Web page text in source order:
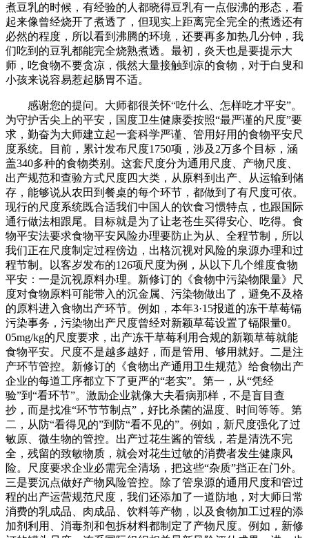
煮豆乳的时候，有经验的人都晓得豆乳有一点假沸的形态，看
起来像曾经烧开了煮透了，但现实上距离完全完全的煮透还有
必然的程度，所以看到沸腾的环境，还要再多加热几分钟，我
们吃到的豆乳都能完全烧熟煮透。最初，炎天也是要提示大
师，吃食物不要贪凉，俄然大量接触到凉的食物，对于白叟和
小孩来说容易惹起肠胃不适。
感谢您的提问。大师都很关怀“吃什么、怎样吃才平安”。
为守护舌尖上的平安，国度卫生健康委按照“最严谨的尺度”要
求，勤奋为大师建立起一套科学严谨、管用好用的食物平安尺
度系统。目前，累计发布尺度1750项，涉及2万多个目标，涵
盖340多种的食物类别。这套尺度分为通用尺度、产物尺度、
出产规范和查验方式尺度四大类，从原料到出产、从运输到储
存，能够说从农田到餐桌的每个环节，都做到了有尺度可依。
现行的尺度系统既合适我们中国人的饮食习惯特点，也跟国际
通行做法相跟尾。目标就是为了让老苍生买得安心、吃得。食
物平安法要求食物平安风险办理要防止为从、全程节制，所以
我们正在尺度制定过程傍边，出格沉视对风险的泉源办理和过
程节制。以客岁发布的126项尺度为例，从以下几个维度食物
平安：一是沉视原料办理。新修订的《食物中污染物限量》尺
度对食物原料可能带入的沉金属、污染物做出了，避免不及格
的原料进入食物出产环节。例如，本年3·15报道的冻干草莓镉
污染事务，污染物出产尺度曾经对新颖草莓设置了镉限量0。
05mg/kg的尺度要求，出产冻干草莓利用合规的新颖草莓就能
食物平安。尺度不是越多越好，而是管用、够用就好。二是注
产环节管控。新修订的《食物出产通用卫生规范》给食物出产
企业的每道工序都立下了更严的“老实”。第一，从“凭经
验”到“看环节”。激励企业就像大夫看病那样，不是盲目查
抄，而是找准“环节节制点”，好比杀菌的温度、时间等等。第
二，从防“看得见的”到防“看不见的”。例如，新尺度强化了过
敏原、微生物的管控。出产过花生酱的管线，若是清洗不完
全，残留的致敏物质，就会对花生过敏的消费者发生健康风
险。尺度要求企业必需完全清场，把这些“杂质”挡正在门外。
三是要沉点做好产物风险管控。除了管泉源的通用尺度和管过
程的出产运营规范尺度，我们还添加了一道防地，对大师日常
消费的乳成品、肉成品、饮料等产物，以及食物加工过程的添
加剂利用、消毒剂和包拆材料都制定了产物尺度。例如，新修